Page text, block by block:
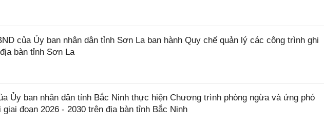
của Ủy ban nhân dân tỉnh Sơn La ban hành Quy chế quản lý các công trình ghi
bàn tỉnh Sơn La
Ủy ban nhân dân tỉnh Bắc Ninh thực hiện Chương trình phòng ngừa và ứng phó
đoạn 2026 - 2030 trên địa bàn tỉnh Bắc Ninh